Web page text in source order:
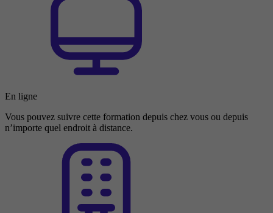
En ligne
Vous pouvez suivre cette formation depuis chez vous ou depuis
n’importe quel endroit à distance.